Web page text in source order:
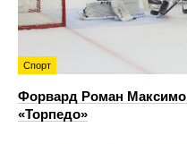
Спорт
Форвард Роман
«Торпедо»